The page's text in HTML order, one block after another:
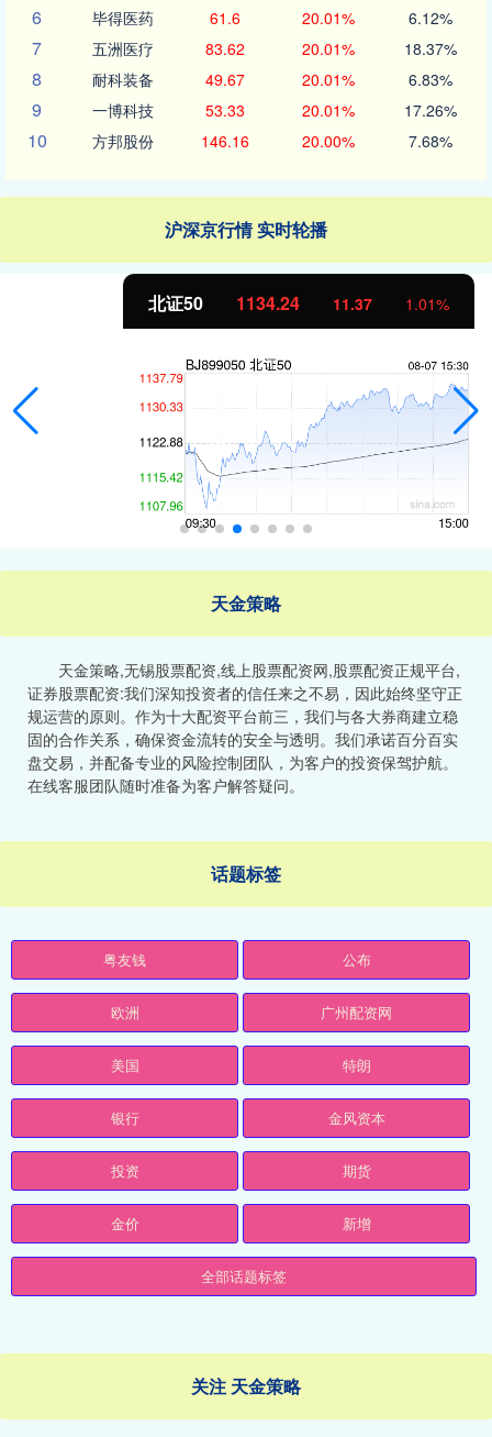
6 毕得医药 61.6 20.01% 6.12%
7 五洲医疗 83.62 20.01% 18.37%
8 耐科装备 49.67 20.01% 6.83%
9 一博科技 53.33 20.01% 17.26%
10 方邦股份 146.16 20.00% 7.68%
沪深京行情 实时轮播
北证50 1134.24 11.37 1.01%
天金策略
天金策略,无锡股票配资,线上股票配资网,股票配资正规平台,
证券股票配资:我们深知投资者的信任来之不易，因此始终坚守正
规运营的原则。作为十大配资平台前三，我们与各大券商建立稳
固的合作关系，确保资金流转的安全与透明。我们承诺百分百实
盘交易，并配备专业的风险控制团队，为客户的投资保驾护航。
在线客服团队随时准备为客户解答疑问。
话题标签
粤友钱 公布
欧洲 广州配资网
美国 特朗
银行 金风资本
投资 期货
金价 新增
全部话题标签
关注 天金策略